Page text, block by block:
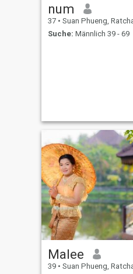
num
37 • Suan Phueng, Ratchaburi,
Suche: Männlich 39 - 69
Malee
39 • Suan Phueng, Ratchaburi,